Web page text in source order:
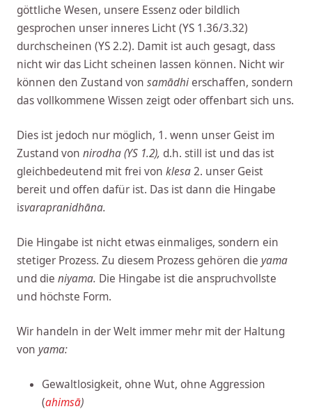
göttliche Wesen, unsere Essenz oder bildlich
gesprochen unser inneres Licht (YS 1.36/3.32)
durchscheinen (YS 2.2). Damit ist auch gesagt, dass
nicht wir das Licht scheinen lassen können. Nicht wir
können den Zustand von samādhierschaffen, sondern
das vollkommene Wissen zeigt oder offenbart sich uns.
Dies ist jedoch nur möglich, 1. wenn unser Geist im
Zustand von nirodha (YS 1.2), d.h. still ist und das ist
gleichbedeutend mit frei von klesa2. unser Geist
bereit und offen dafür ist. Das ist dann die Hingabe
isvarapranidhāna.
Die Hingabe ist nicht etwas einmaliges, sondern ein
stetiger Prozess. Zu diesem Prozess gehören die yama
und die niyama. Die Hingabe ist die anspruchvollste
und höchste Form.
Wir handeln in der Welt immer mehr mit der Haltung
von yama:
Gewaltlosigkeit, ohne Wut, ohne Aggression
(ahimsā)